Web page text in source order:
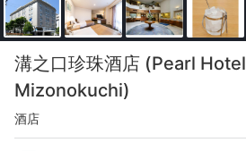
溝之口珍珠酒店 (Pearl Hotel
Mizonokuchi)
酒店